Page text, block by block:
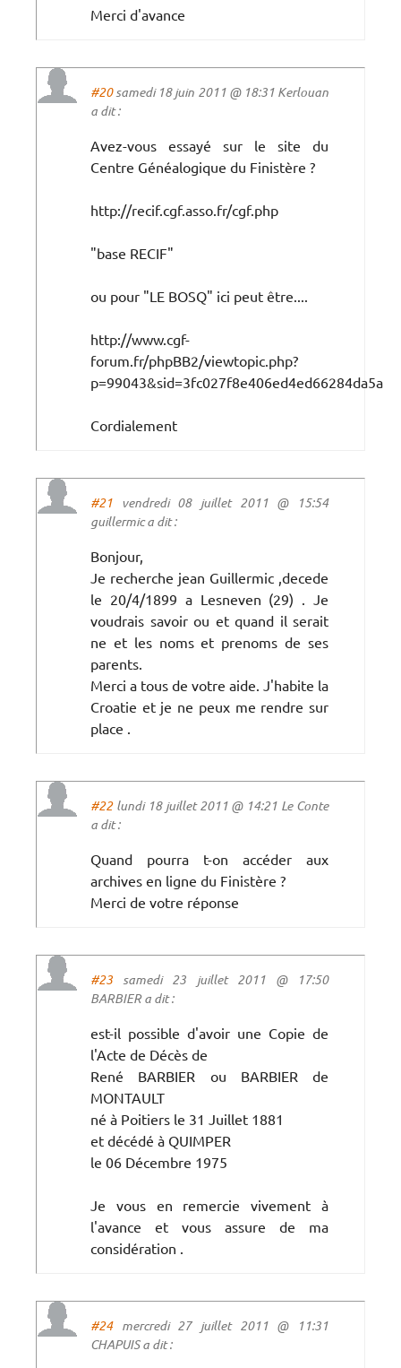
Merci d'avance
#20samedi 18 juin 2011 @ 18:31 Kerlouan
a dit :
Avez-vous essayé sur le site du
Centre Généalogique du Finistère ?
http://recif.cgf.asso.fr/cgf.php
"base RECIF"
ou pour "LE BOSQ" ici peut être....
http://www.cgf-
forum.fr/phpBB2/viewtopic.php?
Cordialement
#21 vendredi 08 juillet 2011 @ 15:54
guillermic a dit :
Bonjour,
Je recherche jean Guillermic ,decede
le 20/4/1899 a Lesneven (29) . Je
voudrais savoir ou et quand il serait
ne et les noms et prenoms de ses
parents.
Merci a tous de votre aide. J'habite la
Croatie et je ne peux me rendre sur
place .
#22lundi 18 juillet 2011 @ 14:21 Le Conte
a dit :
Quand pourra t-on accéder aux
archives en ligne du Finistère ?
Merci de votre réponse
#23 samedi 23 juillet 2011 @ 17:50
BARBIER a dit :
est-il possible d'avoir une Copie de
l'Acte de Décès de
René BARBIER ou BARBIER de
MONTAULT
né à Poitiers le 31 Juillet 1881
et décédé à QUIMPER
le 06 Décembre 1975
Je vous en remercie vivement à
l'avance et vous assure de ma
considération .
#24mercredi 27 juillet 2011 @ 11:31
CHAPUIS a dit :